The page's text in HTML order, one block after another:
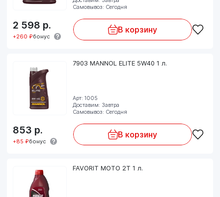
Самовывоз: Сегодня
2 598 р.
+260 ₽бонус
В корзину
7903 MANNOL ELITE 5W40 1 л.
Арт: 1005
Доставим: Завтра
Самовывоз: Сегодня
853 р.
+85 ₽бонус
В корзину
FAVORIT MOTO 2T 1 л.